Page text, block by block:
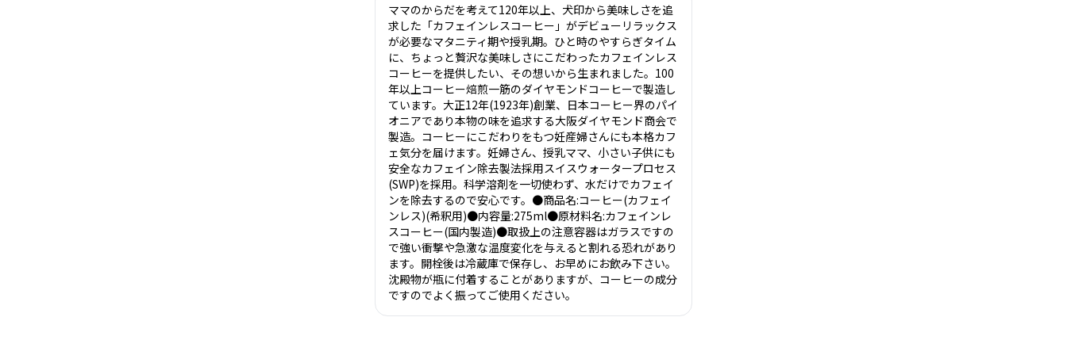
ママのからだを考えて120年以上、犬印から美味しさを追
求した「カフェインレスコーヒー」がデビューリラックス
が必要なマタニティ期や授乳期。ひと時のやすらぎタイム
に、ちょっと贅沢な美味しさにこだわったカフェインレス
コーヒーを提供したい、その想いから生まれました。100
年以上コーヒー焙煎一筋のダイヤモンドコーヒーで製造し
ています。大正12年(1923年)創業、日本コーヒー界のパイ
オニアであり本物の味を追求する大阪ダイヤモンド商会で
製造。コーヒーにこだわりをもつ妊産婦さんにも本格カフ
ェ気分を届けます。妊婦さん、授乳ママ、小さい子供にも
安全なカフェイン除去製法採用スイスウォータープロセス
(SWP)を採用。科学溶剤を一切使わず、水だけでカフェイ
ンを除去するので安心です。●商品名:コーヒー(カフェイ
ンレス)(希釈用)●内容量:275ml●原材料名:カフェインレ
スコーヒー(国内製造)●取扱上の注意容器はガラスですの
で強い衝撃や急激な温度変化を与えると割れる恐れがあり
ます。開栓後は冷蔵庫で保存し、お早めにお飲み下さい。
沈殿物が瓶に付着することがありますが、コーヒーの成分
ですのでよく振ってご使用ください。